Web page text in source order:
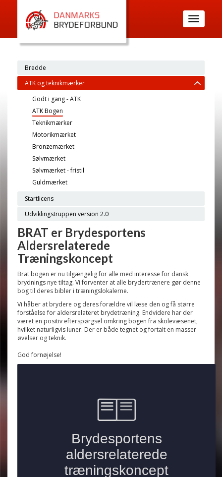
Toggle
navigation
Bredde
ATK og teknikmærker
Godt i gang - ATK
ATK Bogen
Teknikmærker
Motorikmærket
Bronzemærket
Sølvmærket
Sølvmærket - fristil
Guldmærket
Startlicens
Udviklingstruppen version 2.0
BRAT er Brydesportens
Aldersrelaterede
Træningskoncept
Brat bogen er nu tilgængelig for alle med interesse for dansk
brydnings nye tiltag. Vi forventer at alle brydertrænere gør denne
bog til deres bibler i træningslokalerne.
Vi håber at brydere og deres forældre vil læse den og få større
forståelse for aldersrelateret brydetræning. Endvidere har der
været en positiv efterspørgsel omkring bogen fra skolevæsenet,
hvilket naturligvis luner. Der er både tegnet og fortalt en masser
øvelser og teknik.
God fornøjelse!